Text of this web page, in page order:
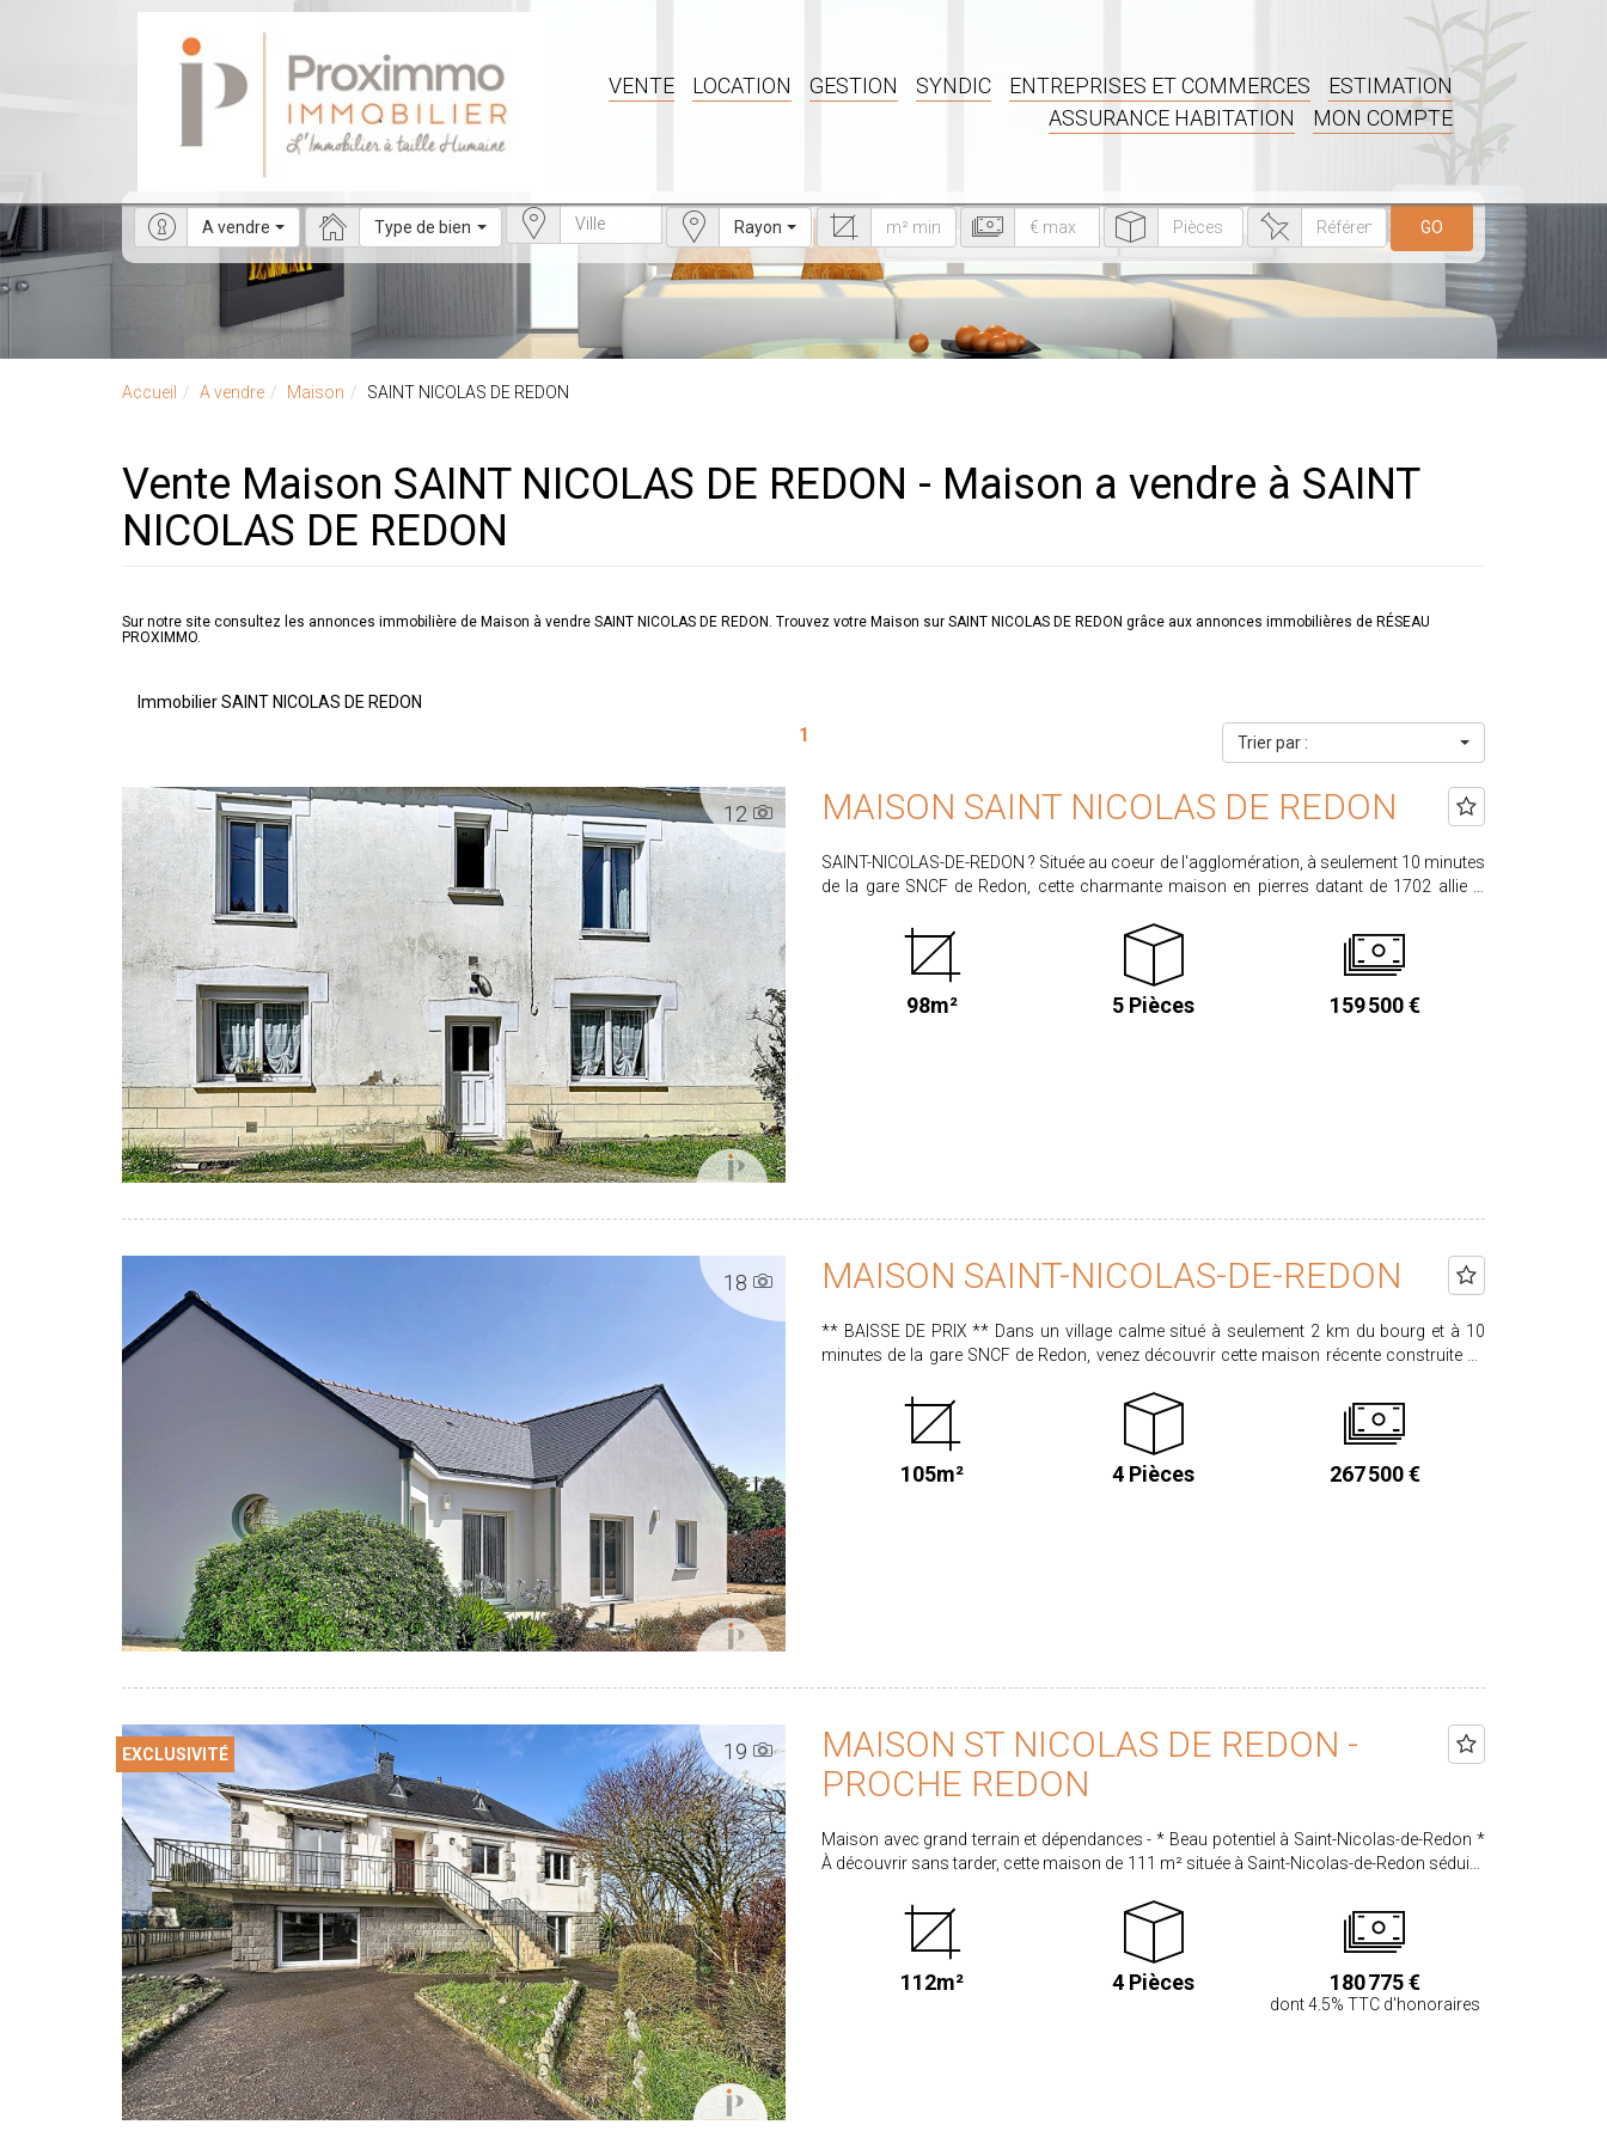
VENTE LOCATION GESTION SYNDIC ENTREPRISES ET COMMERCES
ESTIMATION
ASSURANCE HABITATION
MON COMPTE
A vendre Type de bien Rayon GO
Accueil A vendre Maison SAINT NICOLAS DE REDON
Vente Maison SAINT NICOLAS DE REDON - Maison a vendre à SAINT
NICOLAS DE REDON
Sur notre site consultez les annonces immobilière de Maison à vendre SAINT NICOLAS DE REDON. Trouvez votre Maison sur SAINT NICOLAS DE REDON grâce aux annonces immobilières de RÉSEAU
PROXIMMO.
Immobilier SAINT NICOLAS DE REDON
1 Trier par :
12 MAISON SAINT NICOLAS DE REDON
SAINT-NICOLAS-DE-REDON ? Située au coeur de l'agglomération, à seulement 10 minutes
de la gare SNCF de Redon, cette charmante maison en pierres datant de 1702 allie le
de-chaussée : Une entrée, Un séjour chaleureux avec cheminée, Une cuisine
indépendante, aménagée et équipée, Un WC, Une chaufferie. Au premier étage : Un palier
desservant quatre chambres sur parquet, Une salle de bains, Un WC indépendant. Au
deuxième étage : Un grenier isolé offrant un espace de stockage ou un potentiel
98m² 5 Pièces 159 500 €
18 MAISON SAINT-NICOLAS-DE-REDON
** BAISSE DE PRIX ** Dans un village calme situé à seulement 2 km du bourg et à 10
minutes de la gare SNCF de Redon, venez découvrir cette maison récente construite en
organisation fonctionnelle : Une entrée dessert une agréable pièce de vie composée d'un
salon-séjour lumineux avec cuisine américaine aménagée et équipée. L'espace nuit
comprend trois chambres, dont une suite avec salle d'eau et WC privatifs. Une seconde
salle d'eau ainsi qu'un WC indépendant complètent l'ensemble. Vous bénéficierez
105m² 4 Pièces 267 500 €
19
EXCLUSIVITÉ
MAISON ST NICOLAS DE REDON -
PROCHE REDON
Maison avec grand terrain et dépendances - * Beau potentiel à Saint-Nicolas-de-Redon *
À découvrir sans tarder, cette maison de 111 m² située à Saint-Nicolas-de-Redon séduira
habitable comprenant 3 chambres, des volumes lumineux et une distribution
fonctionnelle. Des travaux de rafraîchissement sont à prévoir, laissant libre cours à vos
envies d'aménagement et de décoration. Implantée sur un terrain de plus de 2 200 m², la
propriété dispose également de plusieurs dépendances, idéales pour un atelier, ou du
112m² 4 Pièces 180 775 €
dont 4.5% TTC d'honoraires